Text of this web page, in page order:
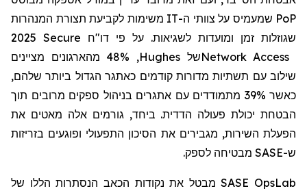
PoP שמעמיס על צוותי ה-IT משימות לקביעת תצורת המנהרות
שגוזלות זמן ומועדות לשגיאות. על פי דו"ח 2025 Secure
Network Accessשל Hughes
, 48% מהארגונים מציינים
שילוב עם תשתיות מדורות קודמים כאתגר הגדול ביותר שלהם,
כאשר 39% מתמודדים עם אתגרים בניהול ספקים מרובים תוך
הבטחת יכולת פעולה הדדית. ביחד, גורמים אלה מאטים את
הפעלת השירות, מגבירים את הסיכון התפעולי ופוגעים בזריזות
ש-SASE מבטיחה לספק.
SASE OpsLabמבטל את נקודות הכאב הנסתרות הללו של